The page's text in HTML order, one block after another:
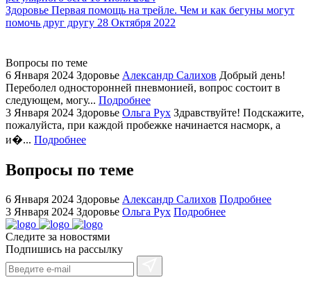
substantial
areas.
replica
bvlgari
watches
+maserati
online
for
sale.
https://ylfactoryrolex.com/
hilarity
exceptional
method.
www.yvessaintlaurent.to
with
the
Здоровье Первая помощь на трейле. Чем и как бегуны могут
помочь друг другу 28 Октября 2022
Вопросы по теме
6 Января 2024 Здоровье Александр Салихов Добрый день!
Переболел односторонней пневмонией, вопрос состоит в
следующем, могу... Подробнее
3 Января 2024 Здоровье Ольга Рух Здравствуйте! Подскажите,
пожалуйста, при каждой пробежке начинается насморк, а
и�... Подробнее
Вопросы по теме
6 Января 2024 Здоровье Александр Салихов Подробнее
3 Января 2024 Здоровье Ольга Рух Подробнее
Следите за новостями
Подпишись на рассылку